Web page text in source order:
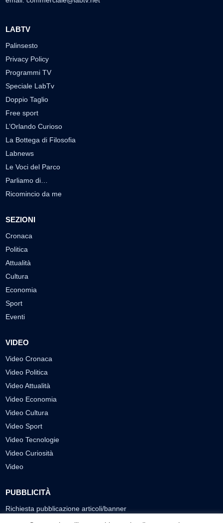
LABTV
Palinsesto
Privacy Policy
Programmi TV
Speciale LabTv
Doppio Taglio
Free sport
L’Orlando Curioso
La Bottega di Filosofia
Labnews
Le Voci del Parco
Parliamo di…
Ricomincio da me
SEZIONI
Cronaca
Politica
Attualità
Cultura
Economia
Sport
Eventi
VIDEO
Video Cronaca
Video Politica
Video Attualità
Video Economia
Video Cultura
Video Sport
Video Tecnologie
Video Curiosità
Video
PUBBLICITÀ
Richiesta pubblicazione articoli/banner